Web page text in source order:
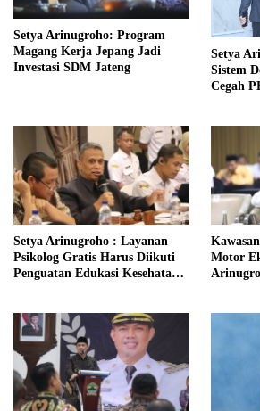
Setya Arinugroho: Program
Magang Kerja Jepang Jadi
Investasi SDM Jateng
Setya
Sistem
Cegah
Setya Arinugroho : Layanan
Psikolog Gratis Harus Diikuti
Penguatan Edukasi Kesehatan
Motor